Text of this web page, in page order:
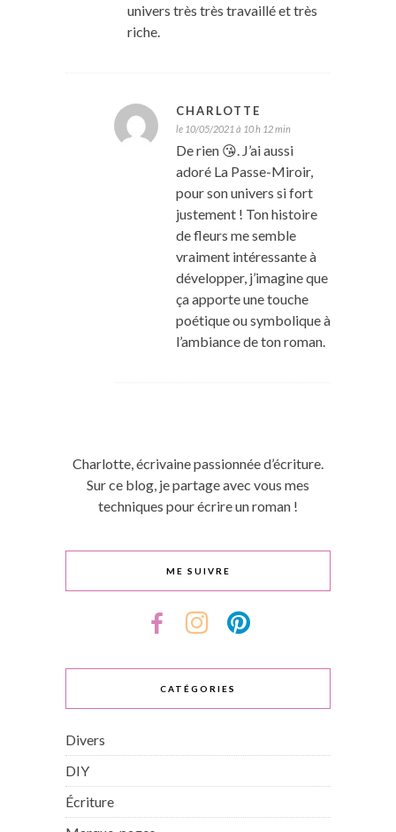
univers très très travaillé et très
riche.
CHARLOTTE
le 10/05/2021 à 10 h 12 min
De rien 😘. J’ai aussi
adoré La Passe-Miroir,
pour son univers si fort
justement ! Ton histoire
de fleurs me semble
vraiment intéressante à
développer, j’imagine que
ça apporte une touche
poétique ou symbolique à
l’ambiance de ton roman.
Charlotte, écrivaine passionnée d’écriture.
Sur ce blog, je partage avec vous mes
techniques pour écrire un roman !
ME SUIVRE
CATÉGORIES
Divers
DIY
Écriture